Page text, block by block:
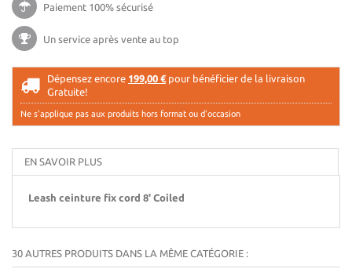
Paiement 100% sécurisé
Un service après vente au top
Dépensez encore 199,00 € pour bénéficier de la livraison
Gratuite!
Ne s'applique pas aux produits hors format ou d'occasion
EN SAVOIR PLUS
Leash ceinture fix cord 8' Coiled
30 AUTRES PRODUITS DANS LA MÊME CATÉGORIE :